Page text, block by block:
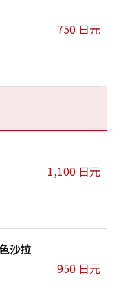
750 日元
1,100 日元
沙拉
950 日元